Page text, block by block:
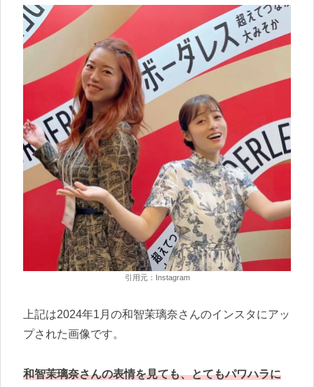
引用元：Instagram
上記は2024年1月の和智茉璃奈さんのインスタにアッ
プされた画像です。
和智茉璃奈さんの表情を見ても、とてもパワハラに